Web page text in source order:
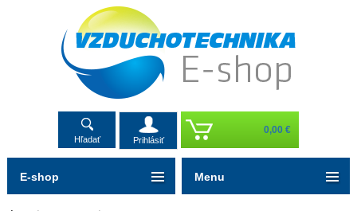
Hľadať Prihlásiť
0,00 €
E-shop Menu